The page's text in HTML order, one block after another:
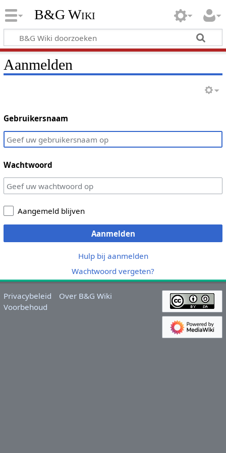
B&G Wiki
Aanmelden
Gebruikersnaam
Wachtwoord
Aangemeld blijven
Aanmelden
Hulp bij aanmelden
Wachtwoord vergeten?
Privacybeleid
Over B&G Wiki
Voorbehoud